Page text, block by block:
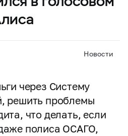
Новости
через Систему
решить проблемы
что делать, если
полиса ОСАГО,